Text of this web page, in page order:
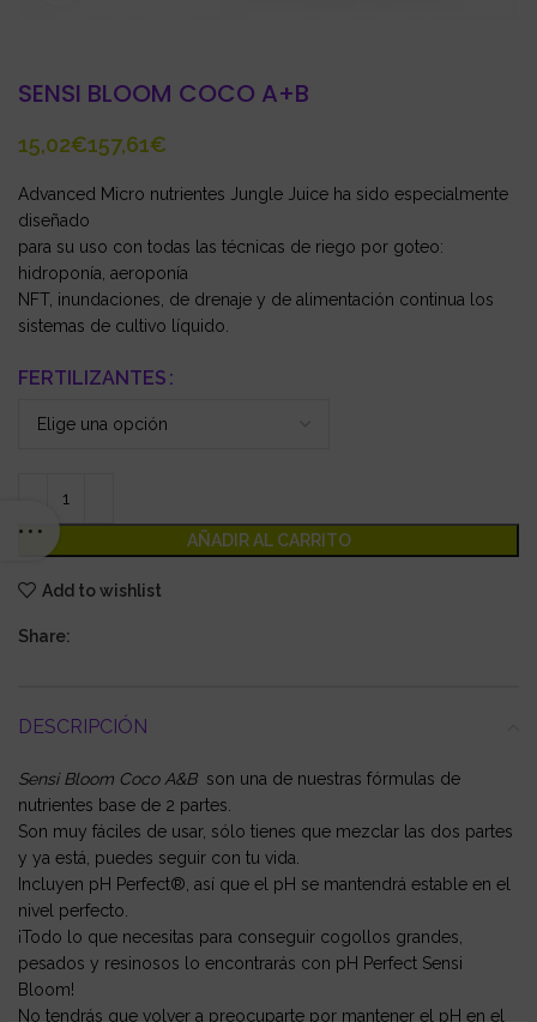
SENSI BLOOM COCO A+B
€ €
Advanced Micro nutrientes Jungle Juice ha sido especialmente
diseñado
para su uso con todas las técnicas de riego por goteo:
hidroponía, aeroponía
NFT, inundaciones, de drenaje y de alimentación continua los
sistemas de cultivo líquido.
FERTILIZANTES
AÑADIR AL CARRITO
Add to wishlist
Share:
DESCRIPCIÓN
Sensi Bloom Coco A&Bson una de nuestras fórmulas de
nutrientes base de 2 partes.
Son muy fáciles de usar, sólo tienes que mezclar las dos partes
y ya está, puedes seguir con tu vida.
Incluyen pH Perfect®, así que el pH se mantendrá estable en el
nivel perfecto.
¡Todo lo que necesitas para conseguir cogollos grandes,
pesados y resinosos lo encontrarás con pH Perfect Sensi
Bloom!
No tendrás que volver a preocuparte por mantener el pH en el